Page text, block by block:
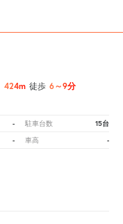
424m 徒歩 6～9分
- 駐車台数 15台
- 車高 -